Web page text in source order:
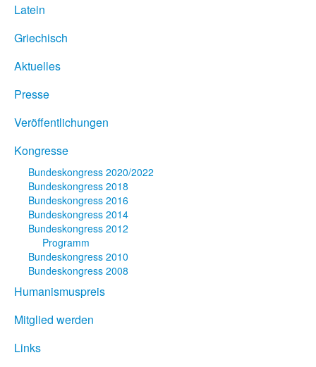
Latein
Griechisch
Aktuelles
Presse
Veröffentlichungen
Kongresse
Bundeskongress 2020/2022
Bundeskongress 2018
Bundeskongress 2016
Bundeskongress 2014
Bundeskongress 2012
Programm
Bundeskongress 2010
Bundeskongress 2008
Humanismuspreis
Mitglied werden
Links